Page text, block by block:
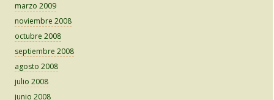
marzo 2009
noviembre 2008
octubre 2008
septiembre 2008
agosto 2008
julio 2008
junio 2008